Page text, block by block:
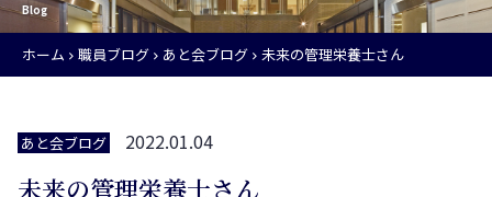
Blog
ホーム 職員ブログ あと会ブログ 未来の管理栄養士さん
あと会ブログ 2022.01.04
未来の管理栄養士さん